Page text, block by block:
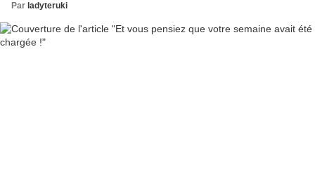
Par ladyteruki